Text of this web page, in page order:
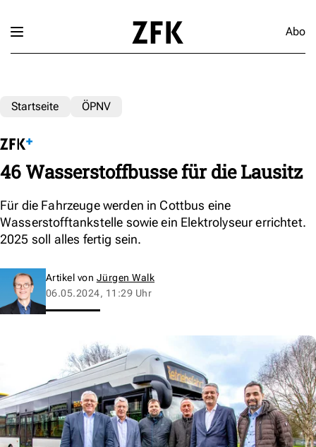
Abo
Startseite ÖPNV
46 Wasserstoffbusse für die Lausitz
Für die Fahrzeuge werden in Cottbus eine
Wasserstofftankstelle sowie ein Elektrolyseur errichtet.
2025 soll alles fertig sein.
Artikel von Jürgen Walk
06.05.2024, 11:29 Uhr